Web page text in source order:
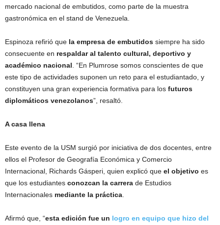
mercado nacional de embutidos, como parte de la muestra
gastronómica en el stand de Venezuela.
Espinoza refirió que la empresa de embutidos siempre ha sido
consecuente en respaldar al talento cultural, deportivo y
académico nacional . “En Plumrose somos conscientes de que
este tipo de actividades suponen un reto para el estudiantado, y
constituyen una gran experiencia formativa para los futuros
diplomáticos venezolanos”, resaltó.
A casa llena
Este evento de la USM surgió por iniciativa de dos docentes, entre
ellos el Profesor de Geografía Económica y Comercio
Internacional, Richards Gásperi, quien explicó que el objetivo es
que los estudiantes conozcan la carrera de Estudios
Internacionales mediante la práctica
Afirmó que, “esta edición fue un logro en equipo que hizo del